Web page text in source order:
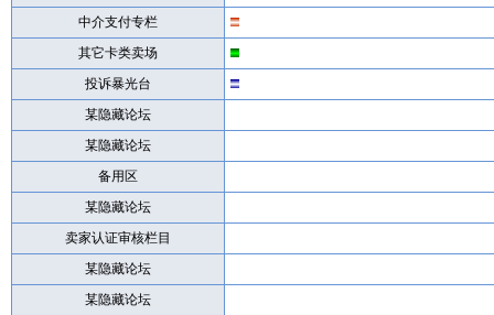
中介支付专栏
其它卡类卖场
投诉暴光台
某隐藏论坛
某隐藏论坛
备用区
某隐藏论坛
卖家认证审核栏目
某隐藏论坛
某隐藏论坛